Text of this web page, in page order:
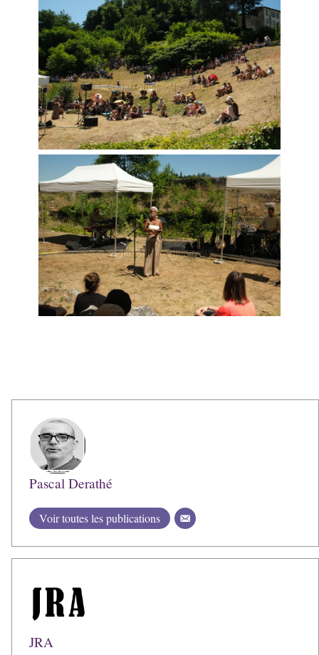
Pascal Derathé
Voir toutes les publications
JRA